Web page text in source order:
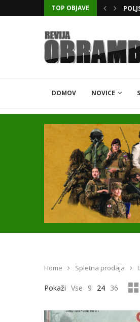
TOP OBJAVE
DOMOV NOVICE
Home Spletna prodaja
Pokaži Vse 9 24 36